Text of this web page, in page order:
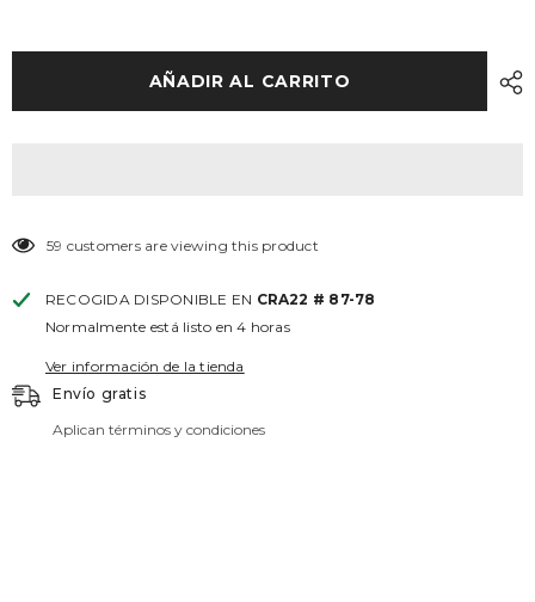
AÑADIR AL CARRITO
59 customers are viewing this product
RECOGIDA DISPONIBLE EN CRA22 # 87-78
Normalmente está listo en 4 horas
Ver información de la tienda
Envío gratis
Aplican términos y condiciones